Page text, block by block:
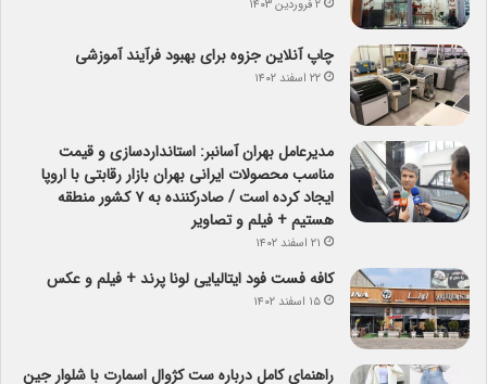
۲ فروردین ۱۴۰۳
چاپ آنلاین جزوه برای بهبود فرآیند آموزشی
۲۲ اسفند ۱۴۰۲
مدیرعامل بهران آسانبر: استانداردسازی و قیمت
مناسب محصولات ایرانی بهران بازار رقابتی با اروپا
ایجاد کرده است / صادرکننده به ۷ کشور منطقه
هستیم + فیلم و تصاویر
۲۱ اسفند ۱۴۰۲
کافه فست فود ایتالیایی لونا پرند + فیلم و عکس
۱۵ اسفند ۱۴۰۲
راهنمای کامل درباره ست کژوال اسمارت با شلوار جین